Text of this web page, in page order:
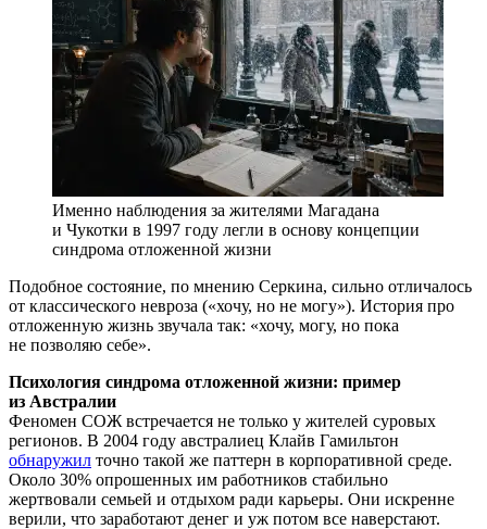
Именно наблюдения за жителями Магадана
и Чукотки в 1997 году легли в основу концепции
синдрома отложенной жизни
Подобное состояние, по мнению Серкина, сильно отличалось
от классического невроза («хочу, но не могу»). История про
отложенную жизнь звучала так: «хочу, могу, но пока
не позволяю себе».
Психология синдрома отложенной жизни: пример
из Австралии
Феномен СОЖ встречается не только у жителей суровых
регионов. В 2004 году австралиец Клайв Гамильтон
обнаружил точно такой же паттерн в корпоративной среде.
Около 30% опрошенных им работников стабильно
жертвовали семьей и отдыхом ради карьеры. Они искренне
верили, что заработают денег и уж потом все наверстают.